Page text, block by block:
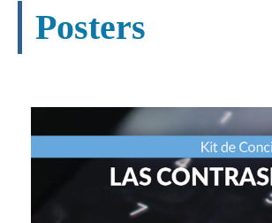
Posters